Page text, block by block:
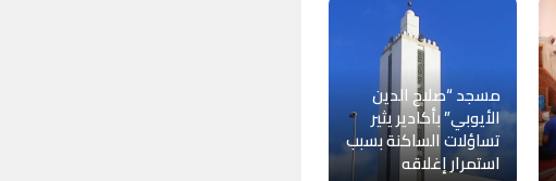
مسجد “صلاح الدين
الأيوبي” بأكادير يثير
تساؤلات الساكنة بسبب
استمرار إغلاقه